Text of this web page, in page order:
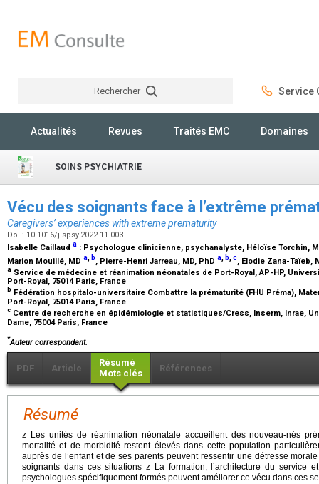
Rechercher Service
Actualités Revues Traités EMC Domaines
SOINS PSYCHIATRIE
Vécu des soignants face à l’extrême
Caregivers’ experiences with extreme prematurity
Doi : 10.1016/j.spsy.2022.11.003
Isabelle Caillaud a : Psychologue clinicienne, psychanalyste, Héloïse Torchin,
Marion Mouillé, MD a b, Pierre-Henri Jarreau, MD, PhD a b c, Élodie Zana-Taïeb,
a Service de médecine et réanimation néonatales de Port-Royal, AP-HP,
Port-Royal, 75014 Paris, France
b Fédération hospitalo-universitaire Combattre la prématurité (FHU Préma),
Port-Royal, 75014 Paris, France
c Centre de recherche en épidémiologie et statistiques/Cress, Inserm, Inrae,
Dame, 75004 Paris, France
*Auteur correspondant.
PDF Article
Résumé
Mots clés
Références
Résumé
z Les unités de réanimation néonatale accueillent des nouveau-nés
mortalité et de morbidité restent élevés dans cette population
auprès de l’enfant et de ses parents peuvent ressentir une détresse
soignants dans ces situations z La formation, l’architecture du service
psychologues spécifiquement formés peuvent améliorer ce vécu dans ces